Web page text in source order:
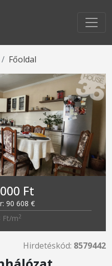
Főoldal
Ft
90 608 €
Ft/m2
Hirdetéskód: 8579442